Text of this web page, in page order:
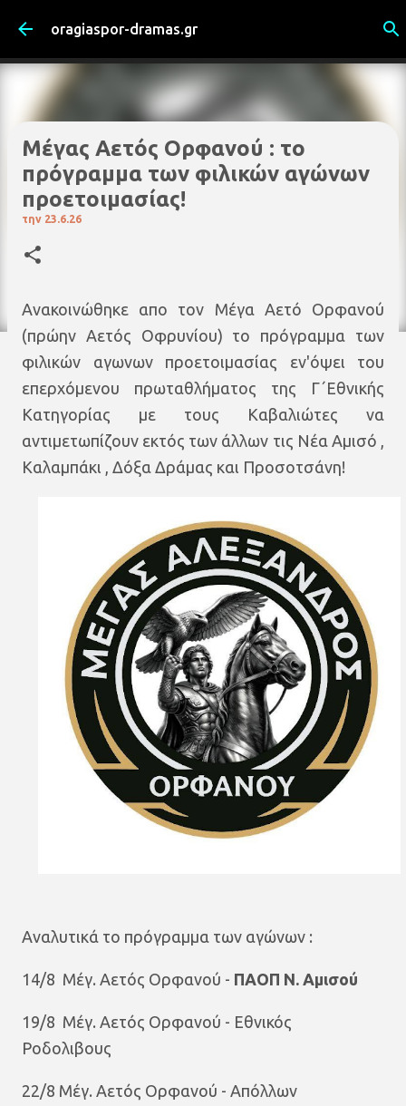
Μετάβαση στο κύριο περιεχόμενο
oragiaspor-dramas.gr
Μέγας Αετός Ορφανού : το
πρόγραμμα των φιλικών αγώνων
προετοιμασίας!
την 23.6.26
Ανακοινώθηκε απο τον Μέγα Αετό Ορφανού
(πρώην Αετός Οφρυνίου) το πρόγραμμα των
φιλικών αγωνων προετοιμασίας εν'όψει του
επερχόμενου πρωταθλήματος της Γ΄Εθνικής
Κατηγορίας με τους Καβαλιώτες να
αντιμετωπίζουν εκτός των άλλων τις Νέα Αμισό ,
Καλαμπάκι , Δόξα Δράμας και Προσοτσάνη!
Αναλυτικά το πρόγραμμα των αγώνων :
14/8 Μέγ. Αετός Ορφανού - ΠΑΟΠ Ν. Αμισού
19/8 Μέγ. Αετός Ορφανού - Εθνικός
Ροδολιβους
22/8 Μέγ. Αετός Ορφανού - Απόλλων